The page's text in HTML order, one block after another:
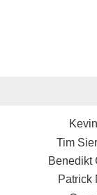
Tim
Benedikt
Patrick